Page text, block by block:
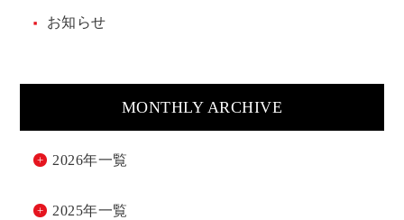
お知らせ
MONTHLY ARCHIVE
2026年一覧
2025年一覧